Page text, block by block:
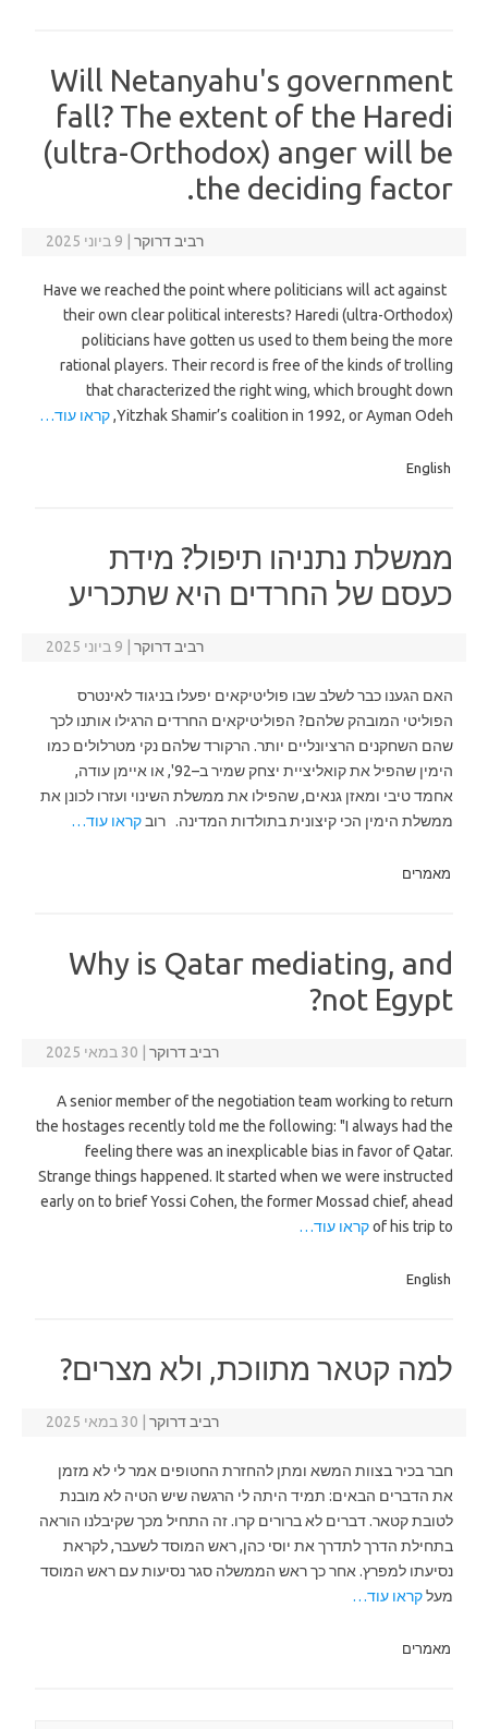
Will Netanyahu's government
fall? The extent of the Haredi
(ultra-Orthodox) anger will be
the deciding factor.
רביב דרוקר 9 ביוני 2025
Have we reached the point where politicians will act against
their own clear political interests? Haredi (ultra-Orthodox)
politicians have gotten us used to them being the more
rational players. Their record is free of the kinds of trolling
that characterized the right wing, which brought down
Yitzhak Shamir’s coalition in 1992, or Ayman Odeh, קראו עוד…
English
ממשלת נתניהו תיפול? מידת
כעסם של החרדים היא שתכריע
רביב דרוקר 9 ביוני 2025
האם הגענו כבר לשלב שבו פוליטיקאים יפעלו בניגוד לאינטרס
הפוליטי המובהק שלהם? הפוליטיקאים החרדים הרגילו אותנו לכך
שהם השחקנים הרציונליים יותר. הרקורד שלהם נקי מטרלולים כמו
הימין שהפיל את קואליציית יצחק שמיר ב–92', או איימן עודה,
אחמד טיבי ומאזן גנאים, שהפילו את ממשלת השינוי ועזרו לכונן את
ממשלת הימין הכי קיצונית בתולדות המדינה. רובקראו עוד…
מאמרים
Why is Qatar mediating, and
not Egypt?
רביב דרוקר 30 במאי 2025
A senior member of the negotiation team working to return
the hostages recently told me the following: "I always had the
feeling there was an inexplicable bias in favor of Qatar.
Strange things happened. It started when we were instructed
early on to brief Yossi Cohen, the former Mossad chief, ahead
of his trip toקראו עוד…
English
למה קטאר מתווכת, ולא מצרים?
רביב דרוקר 30 במאי 2025
חבר בכיר בצוות המשא ומתן להחזרת החטופים אמר לי לא מזמן
את הדברים הבאים: תמיד היתה לי הרגשה שיש הטיה לא מובנת
לטובת קטאר. דברים לא ברורים קרו. זה התחיל מכך שקיבלנו הוראה
בתחילת הדרך לתדרך את יוסי כהן, ראש המוסד לשעבר, לקראת
נסיעתו למפרץ. אחר כך ראש הממשלה סגר נסיעות עם ראש המוסד
מעלקראו עוד…
מאמרים